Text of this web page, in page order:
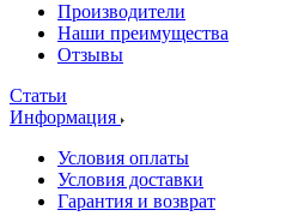
Производители
Наши преимущества
Отзывы
Статьи
Информация
Условия оплаты
Условия доставки
Гарантия и возврат